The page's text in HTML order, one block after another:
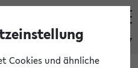
eKVV
Cookies und ähnliche